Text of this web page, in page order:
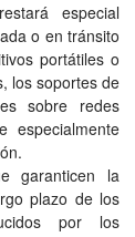
especial
o en tránsito
portátiles o
los soportes de
sobre redes
especialmente
garanticen la
plazo de los
por los